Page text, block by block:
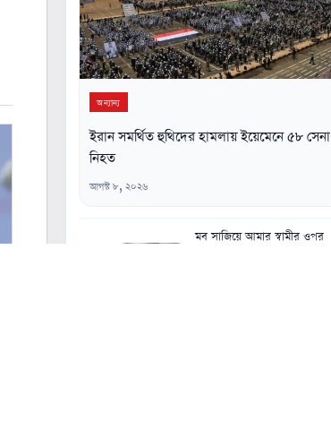
অন্যান্য
ইরান সমর্থিত হুথিদের হামলায় ইয়েমেনে ৫৮ সেনা
নিহত
আগস্ট ৮, ২০২৬
মব সাজিয়ে আমার স্বামীর ওপর